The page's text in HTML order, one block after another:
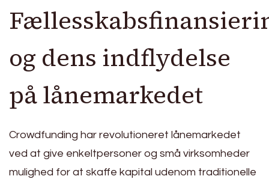
og dens indflydelse
på lånemarkedet
Crowdfunding har revolutioneret lånemarkedet
ved at give enkeltpersoner og små virksomheder
mulighed for at skaffe kapital udenom traditionelle